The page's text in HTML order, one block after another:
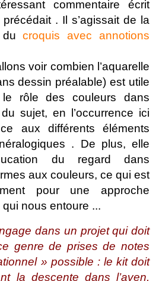
commentaire écrit
. Il s’agissait de la
croquis avec annotions
voir combien l’aquarelle
dessin préalable) est utile
le rôle des couleurs dans
sujet, en l’occurrence ici
aux différents éléments
. De plus, elle
du regard dans
aux couleurs, ce qui est
pour une approche
nous entoure ...
dans un projet qui doit
genre de prises de notes
» possible : le kit doit
la descente dans l’aven,